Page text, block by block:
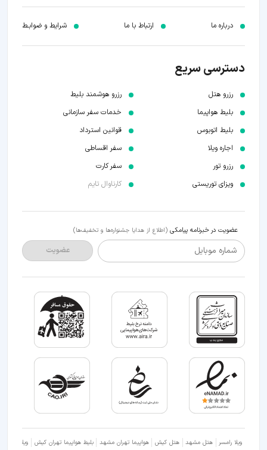
درباره ما ارتباط با ما شرایط و ضوابـط
دسترسی سریع
رزرو هتل
بلیط هواپیما
بلیط اتوبوس
اجاره ویلا
رزرو تور
ویزای توریستی
رزرو هوشمند بلیط
خدمات سفر سازمانی
قوانین استرداد
سفر اقساطی
سفر کارت
کارناوال تایم
عضویت در خبرنامه پیامکی (اطلاع از هدایا جشنواره‌ها و تخفیف‌ها)
شماره موبایل عضویت
ویلا رامسر هتل مشهد هتل کیش هواپیما تهران مشهد بلیط هواپیما تهران کیش ویلا شمال